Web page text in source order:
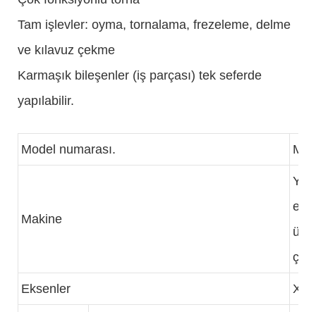
Tam işlevler: oyma, tornalama, frezeleme, delme
ve kılavuz çekme
Karmaşık bileşenler (iş parçası) tek seferde
yapılabilir.
Model numarası.
Makine
Y
üst
çift
Eksenler X1/